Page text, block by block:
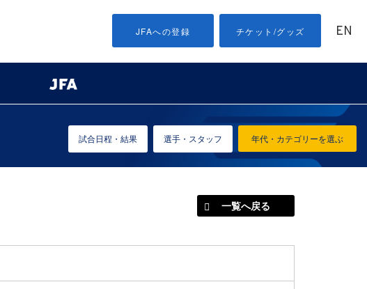
JFAへの登録 チケット/グッズ EN
年代・カテゴリーを選ぶ
試合日程・結果 選手・スタッフ
一覧へ戻る